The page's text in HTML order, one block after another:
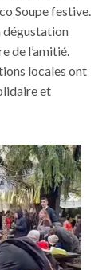
Soupe festive.
dégustation
de l’amitié.
locales ont
et